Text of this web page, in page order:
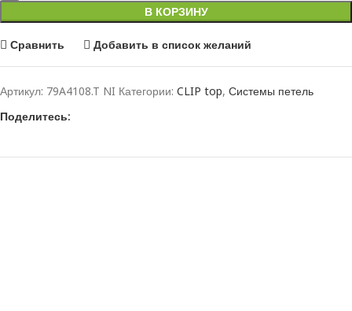
В КОРЗИНУ
Сравнить Добавить в список желаний
Артикул: 79A4108.T NI Категории: CLIP top, Системы петель
Поделитесь: